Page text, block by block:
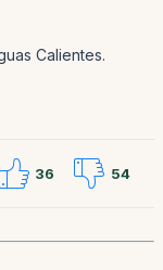
Calientes.
36 54